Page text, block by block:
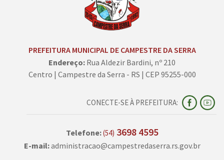
PREFEITURA MUNICIPAL DE CAMPESTRE DA SERRA
Endereço: Rua Aldezir Bardini, nº 210
Centro | Campestre da Serra - RS | CEP 95255-000
CONECTE-SE À PREFEITURA:
Telefone:(54) 3698 4595
E-mail:administracao@campestredaserra.rs.gov.br